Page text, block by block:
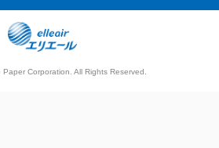
Corporation. All Rights Reserved.